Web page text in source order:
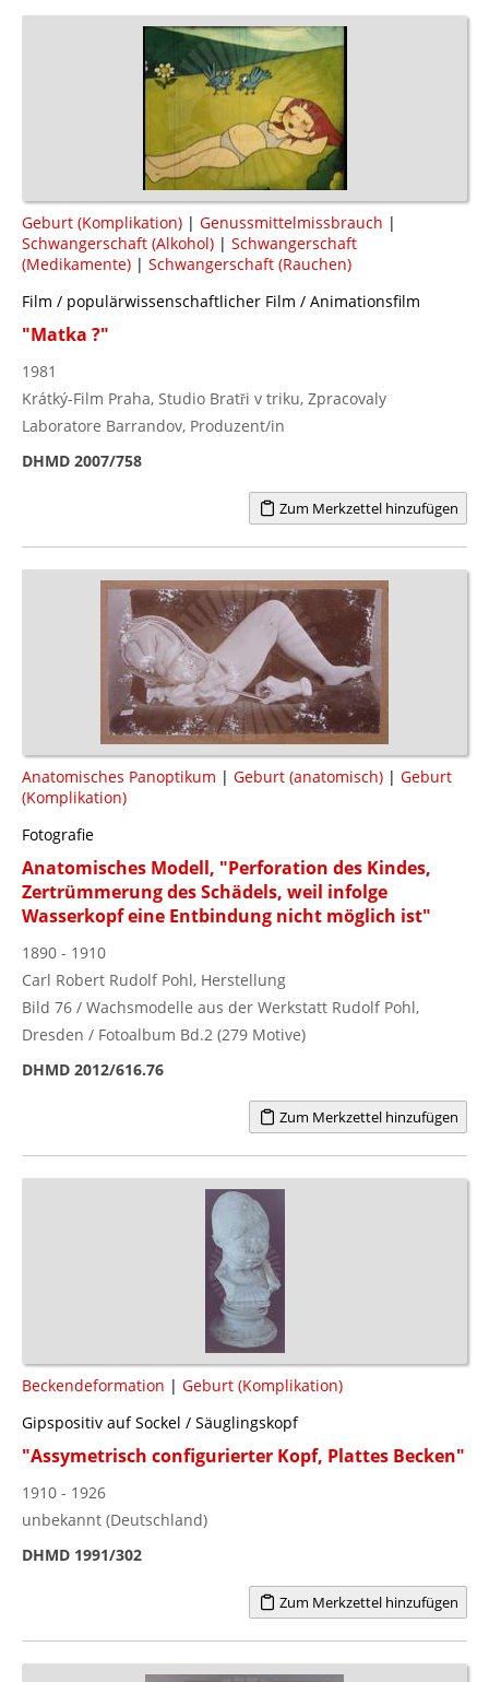
Geburt (Komplikation) | Genussmittelmissbrauch |
Schwangerschaft (Alkohol) | Schwangerschaft
(Medikamente) | Schwangerschaft (Rauchen)
Film / populärwissenschaftlicher Film / Animationsfilm
"Matka ?"
1981
Krátký-Film Praha, Studio Bratři v triku, Zpracovaly
Laboratore Barrandov, Produzent/in
DHMD 2007/758
Zum Merkzettel hinzufügen
Anatomisches Panoptikum | Geburt (anatomisch) | Geburt
(Komplikation)
Fotografie
Anatomisches Modell, "Perforation des Kindes,
Zertrümmerung des Schädels, weil infolge
Wasserkopf eine Entbindung nicht möglich ist"
1890 - 1910
Carl Robert Rudolf Pohl, Herstellung
Bild 76 / Wachsmodelle aus der Werkstatt Rudolf Pohl,
Dresden / Fotoalbum Bd.2 (279 Motive)
DHMD 2012/616.76
Zum Merkzettel hinzufügen
Beckendeformation | Geburt (Komplikation)
Gipspositiv auf Sockel / Säuglingskopf
"Assymetrisch configurierter Kopf, Plattes Becken"
1910 - 1926
unbekannt (Deutschland)
DHMD 1991/302
Zum Merkzettel hinzufügen